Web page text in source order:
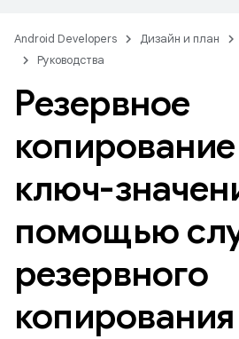
Android Developers Дизайн и план
Руководства
Резервное
ключ-
помощью
резервного